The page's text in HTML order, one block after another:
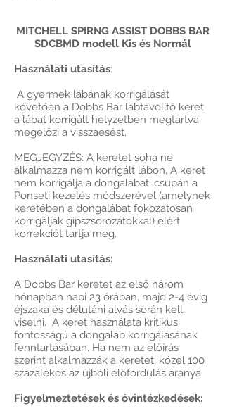
MITCHELL SPIRNG ASSIST DOBBS BAR
SDCBMD modell Kis és Normál
Használati utasítás:
A gyermek lábának korrigálását
követően a Dobbs Bar lábtávolító keret
a lábat korrigált helyzetben megtartva
megelőzi a visszaesést.
MEGJEGYZÉS: A keretet soha ne
alkalmazza nem korrigált lábon. A keret
nem korrigálja a dongalábat, csupán a
Ponseti kezelés módszerével (amelynek
keretében a dongalábat fokozatosan
korrigálják gipszsorozatokkal) elért
korrekciót tartja meg.
Használati utasítás:
A Dobbs Bar keretet az első három
hónapban napi 23 órában, majd 2-4 évig
éjszaka és délutáni alvás során kell
viselni. A keret használata kritikus
fontosságú a dongaláb korrigálásának
fenntartásában. Ha nem az előírás
szerint alkalmazzák a keretet, közel 100
százalékos az újbóli előfordulás aránya.
Figyelmeztetések és óvintézkedések: